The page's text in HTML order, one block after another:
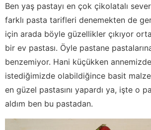
Ben yaş pastayı en çok çikolatalı
farklı pasta tarifleri denemekten de
için arada böyle güzellikler çıkıyor
bir ev pastası. Öyle pastane
benzemiyor. Hani küçükken
istediğimizde olabildiğince basit
en güzel pastasını yapardı ya, işte o
aldım ben bu pastadan.